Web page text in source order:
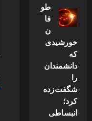
طو
فا
ن
خورشیدی
که
دانشمندان
را
شگفت‌زده
کرد؛
انبساطی